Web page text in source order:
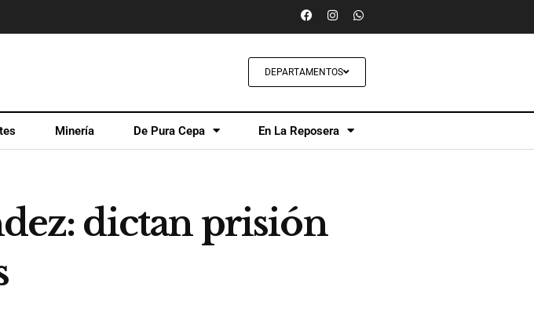
DEPARTAMENTOS
Minería De Pura Cepa En La Reposera
dictan prisión